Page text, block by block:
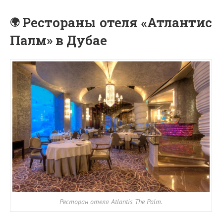
Рестораны отеля «Атлантис
Палм» в Дубае
Ресторан отеля Atlantis The Palm.